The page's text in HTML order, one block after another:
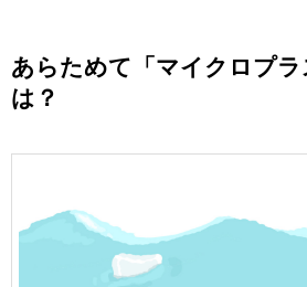
あらためて「マイクロプラ
は？